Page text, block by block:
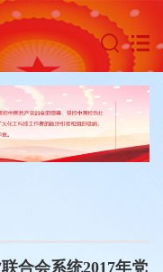
合会系统2017年党